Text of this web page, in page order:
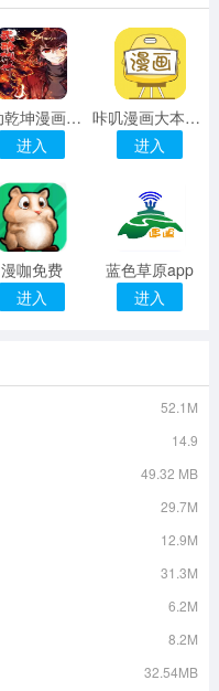
武动乾坤漫画下拉式免费
进入
咔叽漫画大本营免费版
进入
漫咖免费
进入
蓝色草原app
进入
52.1M
14.9
49.32 MB
29.7M
12.9M
31.3M
6.2M
8.2M
32.54MB